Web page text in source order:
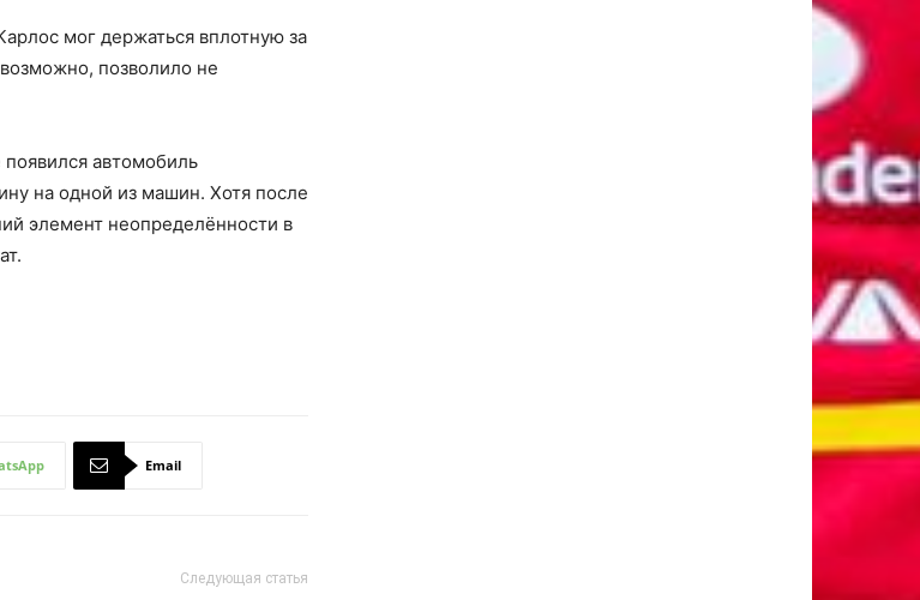
мог держаться вплотную за
позволило не
автомобиль
на одной из машин. Хотя после
элемент неопределённости в
Email
Следующая статья